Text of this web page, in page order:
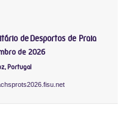
de Desportos de Praia
de 2026
Portugal